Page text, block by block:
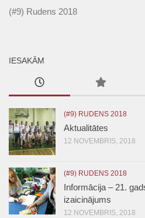
(#9) Rudens 2018
IESAKĀM
(#9) RUDENS 2018
Aktualitātes
12 NOVEMBRIS, 2018
(#9) RUDENS 2018
Informācija – 21.
izaicinājums
12 NOVEMBRIS, 2018